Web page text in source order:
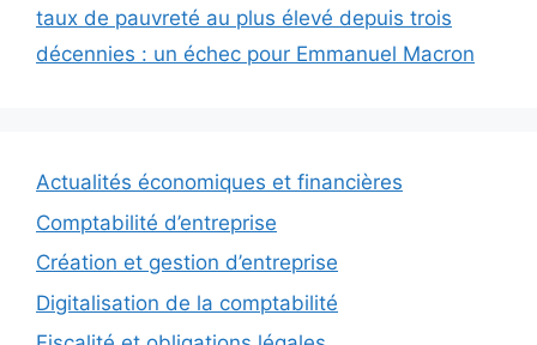
taux de pauvreté au plus élevé depuis trois
décennies : un échec pour Emmanuel Macron
Actualités économiques et financières
Comptabilité d’entreprise
Création et gestion d’entreprise
Digitalisation de la comptabilité